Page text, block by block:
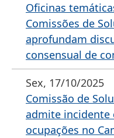
Oficinas
Comissões de
aprofundam
consensual de
Sex, 17/10/2025
Comissão de
admite incidente
ocupações no